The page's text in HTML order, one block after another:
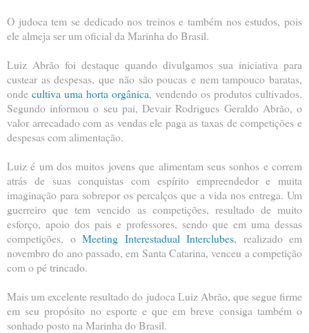
O judoca tem se dedicado nos treinos e também nos estudos, pois
ele almeja ser um oficial da Marinha do Brasil.
Luiz Abrão foi destaque quando divulgamos sua iniciativa para
custear as despesas, que não são poucas e nem tampouco baratas,
onde cultiva uma horta orgânica, vendendo os produtos cultivados.
Segundo informou o seu pai, Devair Rodrigues Geraldo Abrão, o
valor arrecadado com as vendas ele paga as taxas de competições e
despesas com alimentação.
Luiz é um dos muitos jovens que alimentam seus sonhos e correm
atrás de suas conquistas com espírito empreendedor e muita
imaginação para sobrepor os percalços que a vida nos entrega. Um
guerreiro que tem vencido as competições, resultado de muito
esforço, apoio dos pais e professores, sendo que em uma dessas
competições, o Meeting Interestadual Interclubes, realizado em
novembro do ano passado, em Santa Catarina, venceu a competição
com o pé trincado.
Mais um excelente resultado do judoca Luiz Abrão, que segue firme
em seu propósito no esporte e que em breve consiga também o
sonhado posto na Marinha do Brasil.